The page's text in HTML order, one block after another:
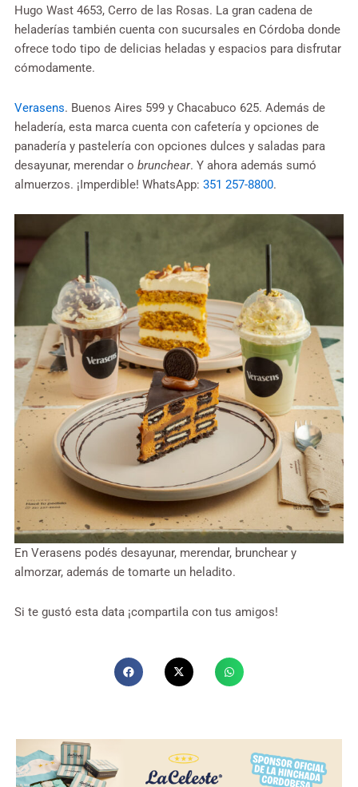
Hugo Wast 4653, Cerro de las Rosas. La gran cadena de
heladerías también cuenta con sucursales en Córdoba donde
ofrece todo tipo de delicias heladas y espacios para disfrutar
cómodamente.
Verasens. Buenos Aires 599 y Chacabuco 625. Además de
heladería, esta marca cuenta con cafetería y opciones de
panadería y pastelería con opciones dulces y saladas para
desayunar, merendar o brunchear. Y ahora además sumó
almuerzos. ¡Imperdible! WhatsApp: 351 257-8800.
En Verasens podés desayunar, merendar, brunchear y
almorzar, además de tomarte un heladito.
Si te gustó esta data ¡compartila con tus amigos!